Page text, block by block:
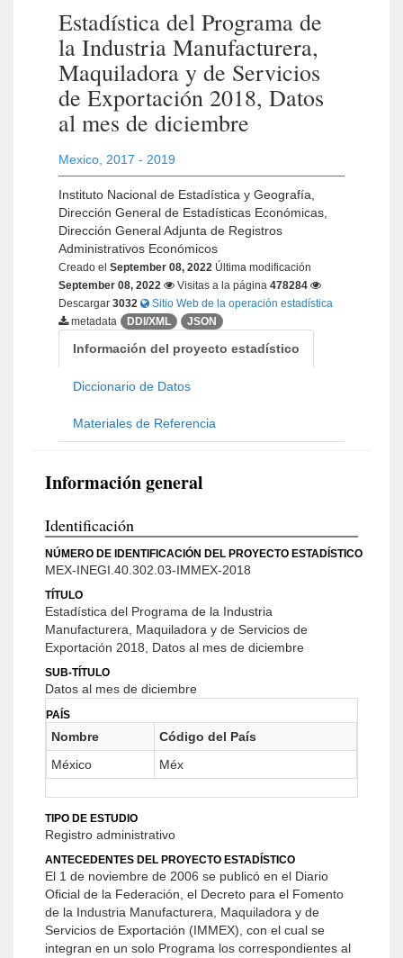
Estadística del Programa de
la Industria Manufacturera,
Maquiladora y de Servicios
de Exportación 2018, Datos
al mes de diciembre
Mexico 2017 - 2019
Instituto Nacional de Estadística y Geografía,
Dirección General de Estadísticas Económicas,
Dirección General Adjunta de Registros
Administrativos Económicos
Creado el September 08, 2022 Última modificación
September 08, 2022
Visitas a la página 478284
Descargar 3032
Sitio Web de la operación estadística
metadata
DDI/XML JSON
Información del proyecto estadístico
Diccionario de Datos
Materiales de Referencia
Información general
Identificación
NÚMERO DE IDENTIFICACIÓN DEL PROYECTO ESTADÍSTICO
MEX-INEGI.40.302.03-IMMEX-2018
TÍTULO
Estadística del Programa de la Industria
Manufacturera, Maquiladora y de Servicios de
Exportación 2018, Datos al mes de diciembre
SUB-TÍTULO
Datos al mes de diciembre
PAÍS
Nombre
Código del País
México
Méx
TIPO DE ESTUDIO
Registro administrativo
ANTECEDENTES DEL PROYECTO ESTADÍSTICO
El 1 de noviembre de 2006 se publicó en el Diario
Oficial de la Federación, el Decreto para el Fomento
de la Industria Manufacturera, Maquiladora y de
Servicios de Exportación (IMMEX), con el cual se
integran en un solo Programa los correspondientes al